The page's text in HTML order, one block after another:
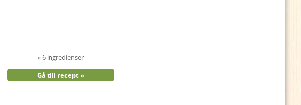
6 ingredienser
Gå till recept